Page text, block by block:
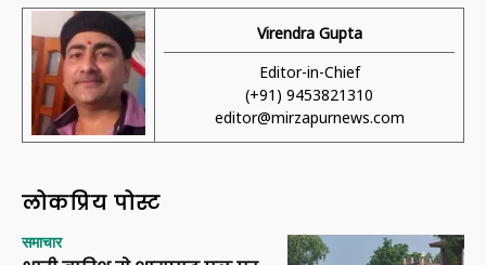
Virendra Gupta
Editor-in-Chief
(+91) 9453821310
editor@mirzapurnews.com
लोकप्रिय पोस्ट
समाचार